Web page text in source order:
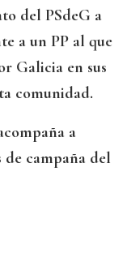
del PSdeG a
a un PP al que
Galicia en sus
comunidad.
a
campaña del